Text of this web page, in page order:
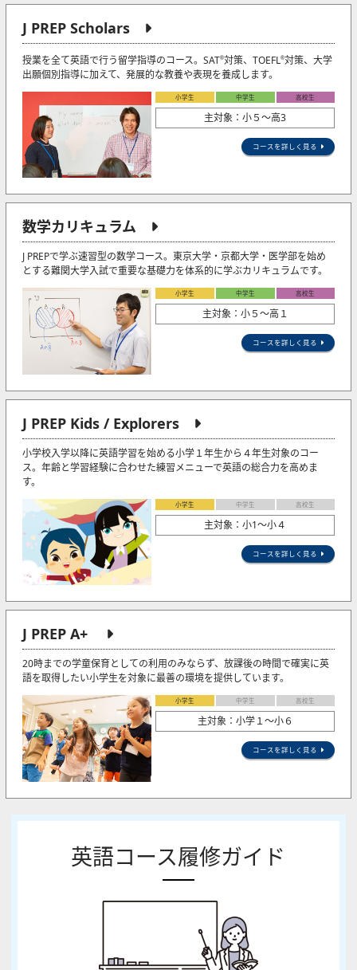
J PREP Scholars
授業を全て英語で行う留学指導のコース。SAT®対策、TOEFL®対策、大学
出願個別指導に加えて、発展的な教養や表現を養成します。
小学生 中学生 高校生
主対象：小５〜高3
コースを詳しく見る
数学カリキュラム
J PREPで学ぶ速習型の数学コース。東京大学・京都大学・医学部を始め
とする難関大学入試で重要な基礎力を体系的に学ぶカリキュラムです。
小学生 中学生 高校生
主対象：小５〜高１
コースを詳しく見る
J PREP Kids / Explorers
小学校入学以降に英語学習を始める小学１年生から４年生対象のコー
ス。年齢と学習経験に合わせた練習メニューで英語の総合力を高めま
す。
小学生 中学生 高校生
主対象：小1〜小４
コースを詳しく見る
J PREP A+
20時までの学童保育としての利用のみならず、放課後の時間で確実に英
語を取得したい小学生を対象に最善の環境を提供しています。
小学生 中学生 高校生
主対象：小学１～小６
コースを詳しく見る
英語コース履修ガイド